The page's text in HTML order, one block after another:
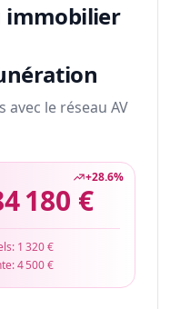
immobilier
avec le réseau AV
+28.6%
180 €
1 320 €
4 500 €